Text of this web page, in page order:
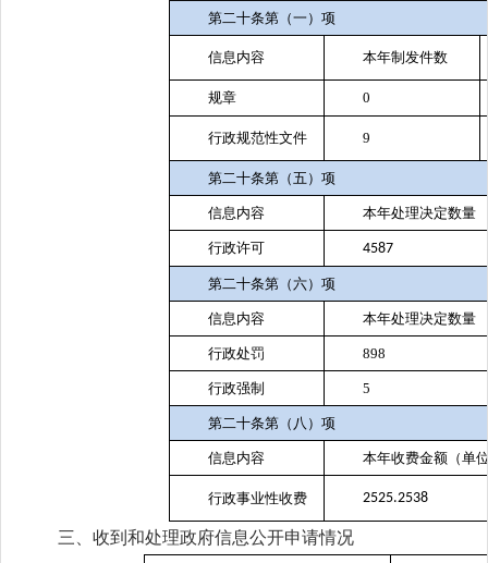
第二十条第（一）项
信息内容 本年制发件数
规章 0
行政规范性文件 9
第二十条第（五）项
信息内容 本年处理决定数量
行政许可 4587
第二十条第（六）项
信息内容 本年处理决定数量
行政处罚 898
行政强制 5
第二十条第（八）项
信息内容 本年收费金额（单
行政事业性收费 2525.2538
三、收到和处理政府信息公开申请情况